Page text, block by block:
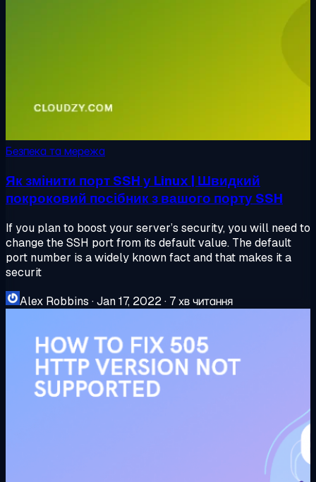
Безпека та мережа
Як змінити порт SSH у Linux | Швидкий
покроковий посібник з вашого порту SSH
If you plan to boost your server’s security, you will need to
change the SSH port from its default value. The default
port number is a widely known fact and that makes it a
securit
Alex Robbins ·Jan 17, 2022· 7 хв читання